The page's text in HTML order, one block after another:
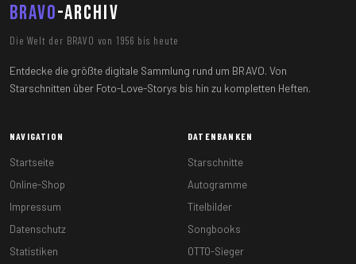
BRAVO-ARCHIV
Die Welt der BRAVO von 1956 bis heute
Entdecke die größte digitale Sammlung rund um BRAVO. Von
Starschnitten über Foto-Love-Storys bis hin zu kompletten Heften.
NAVIGATION
Startseite
Online-Shop
Impressum
Datenschutz
Statistiken
DATENBANKEN
Starschnitte
Autogramme
Titelbilder
Songbooks
OTTO-Sieger